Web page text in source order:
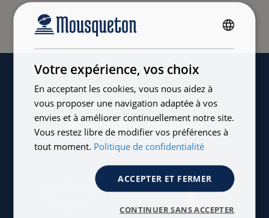
Mousqueton s'engage
Votre expérience, vos choix
En acceptant les cookies, vous nous aidez à
vous proposer une navigation adaptée à vos
envies et à améliorer continuellement notre site.
Vous restez libre de modifier vos préférences à
tout moment. Politique de confidentialité
ACCEPTER ET FERMER
CONTINUER SANS ACCEPTER